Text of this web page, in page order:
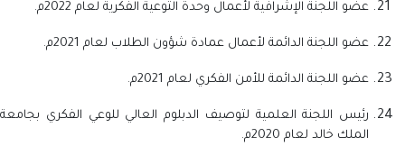
عضو اللجنة الإشرافية لأعمال وحدة التوعية الفكرية لعام 2022م.
عضو اللجنة الدائمة لأعمال عمادة شؤون الطلاب لعام 2021م.
عضو اللجنة الدائمة للأمن الفكري لعام 2021م.
رئيس اللجنة العلمية لتوصيف الدبلوم العالي للوعي الفكري بجامعة
الملك خالد لعام 2020م.